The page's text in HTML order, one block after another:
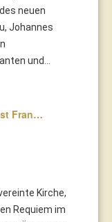
neuen
Johannes
und...
Fran…
Kirche,
Requiem im